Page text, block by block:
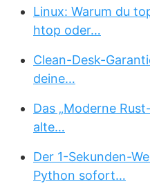
Linux: Warum du
htop oder…
Clean-Desk-
deine…
Das „Moderne
alte…
Der 1-Sekunden-
Python sofort…